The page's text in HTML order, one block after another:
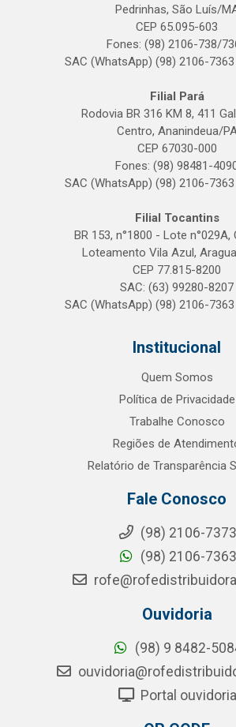
Pedrinhas, São Luís/
CEP 65.095-603
Fones: (98) 2106-738/
SAC (WhatsApp) (98) 2106-
Filial Pará
Rodovia BR 316 KM 8, 411
Centro, Ananindeua/
CEP 67030-000
Fones: (98) 98481-
SAC (WhatsApp) (98) 2106-
Filial Tocantins
BR 153, n°1800 - Lote n°029A,
Loteamento Vila Azul,
CEP 77.815-8200
SAC: (63) 99280-8207
SAC (WhatsApp) (98) 2106-
Institucional
Quem Somos
Política de Privacidade
Trabalhe Conosco
Regiões de
Relatório de Transparência
Fale Conosco
(98) 2106-7373
(98) 2106-7363
Ouvidoria
(98) 9 8482-
Portal ouvidoria